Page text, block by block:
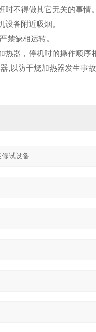
不得做其它无关的事情。
备附近吸烟。
禁缺相运转。
器，停机时的操作顺序
,以防干烧加热器发生事故